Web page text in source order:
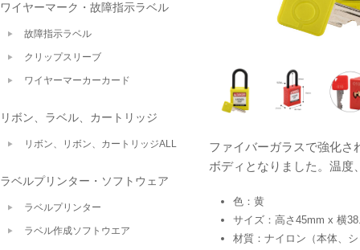
ファイバーガラスで強化さ
ボディとなりました。温度
色：黄
サイズ：高さ45mm x 横
材質：ナイロン（本体、
ワイヤーマーク・故障指示ラベル
故障指示ラベル
クリップスリーブ
ワイヤーマーカーカード
リボン、ラベル、カートリッジ
リボン、リボン、カートリッジALL
ラベルプリンター・ソフトウェア
ラベルプリンター
ラベル作成ソフトウエア